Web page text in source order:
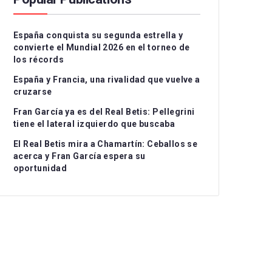
CD Teruel
CE Sabadell
CA Osasuna B
FC Barcelona Atlètic
CD Alcoyano
CD Atlético Baleares
Atlético de Madrid B
Recreativo Granada
Ligue 1
España conquista su segunda estrella y
convierte el Mundial 2026 en el torneo de
los récords
España y Francia, una rivalidad que vuelve a
cruzarse
Fran García ya es del Real Betis: Pellegrini
tiene el lateral izquierdo que buscaba
El Real Betis mira a Chamartín: Ceballos se
acerca y Fran García espera su
oportunidad